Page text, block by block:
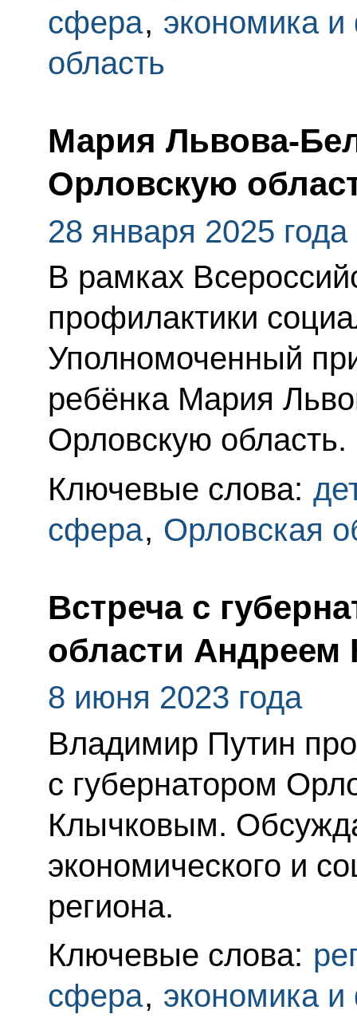
сфера, экономика
область
Мария Львова-
Орловскую
28 января 2025 года
В рамках
профилактики
Уполномоченный
ребёнка Мария
Орловскую область.
Ключевые слова:
сфера, Орловская
Встреча с
области
8 июня 2023 года
Владимир Путин
с губернатором
Клычковым.
экономического и
региона.
Ключевые слова:
сфера, экономика